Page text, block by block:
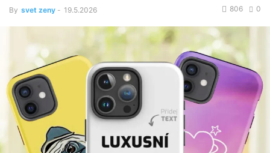
By svet zeny - 19.5.2026 0
806